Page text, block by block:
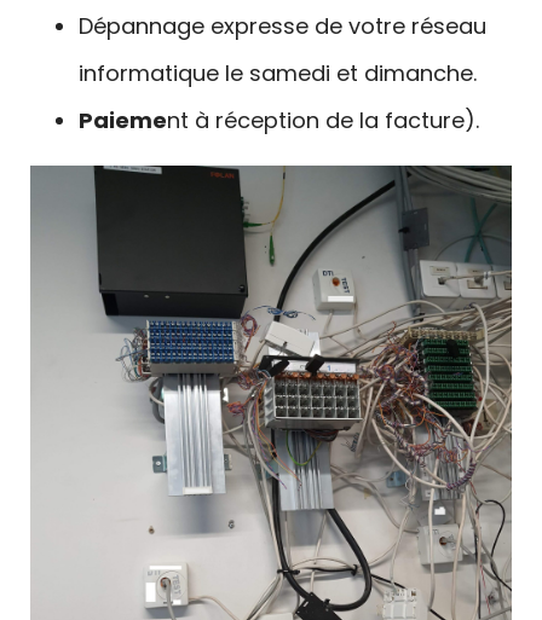
Dépannage expresse de votre réseau
informatique le samedi et dimanche.
Paiement à réception de la facture).